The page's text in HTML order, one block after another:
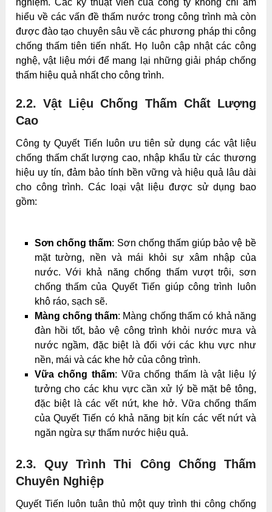
hiểu về các vấn đề thấm nước trong công trình mà còn
được đào tạo chuyên sâu về các phương pháp thi công
chống thấm tiên tiến nhất. Họ luôn cập nhật các công
nghệ, vật liệu mới để mang lại những giải pháp chống
thấm hiệu quả nhất cho công trình.
2.2. Vật Liệu Chống Thấm Chất Lượng
Cao
Công ty Quyết Tiến luôn ưu tiên sử dụng các vật liệu
chống thấm chất lượng cao, nhập khẩu từ các thương
hiệu uy tín, đảm bảo tính bền vững và hiệu quả lâu dài
cho công trình. Các loại vật liệu được sử dụng bao
gồm:
Sơn chống thấm: Sơn chống thấm giúp bảo vệ bề
mặt tường, nền và mái khỏi sự xâm nhập của
nước. Với khả năng chống thấm vượt trội, sơn
chống thấm của Quyết Tiến giúp công trình luôn
khô ráo, sạch sẽ.
Màng chống thấm: Màng chống thấm có khả năng
đàn hồi tốt, bảo vệ công trình khỏi nước mưa và
nước ngầm, đặc biệt là đối với các khu vực như
nền, mái và các khe hở của công trình.
Vữa chống thấm: Vữa chống thấm là vật liệu lý
tưởng cho các khu vực cần xử lý bề mặt bê tông,
đặc biệt là các vết nứt, khe hở. Vữa chống thấm
của Quyết Tiến có khả năng bịt kín các vết nứt và
ngăn ngừa sự thấm nước hiệu quả.
2.3. Quy Trình Thi Công Chống Thấm
Chuyên Nghiệp
Quyết Tiến luôn tuân thủ một quy trình thi công chống